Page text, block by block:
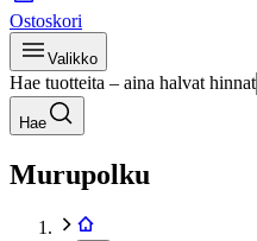
Ostoskori
Valikko
Hae tuotteita – aina halvat hinnat
Hae
Murupolku